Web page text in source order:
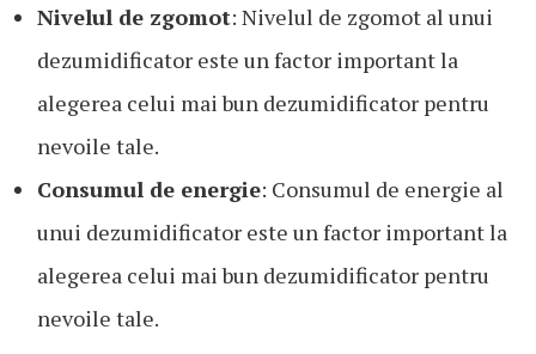
Nivelul de zgomot: Nivelul de zgomot al unui
dezumidificator este un factor important la
alegerea celui mai bun dezumidificator pentru
nevoile tale.
Consumul de energie: Consumul de energie al
unui dezumidificator este un factor important la
alegerea celui mai bun dezumidificator pentru
nevoile tale.